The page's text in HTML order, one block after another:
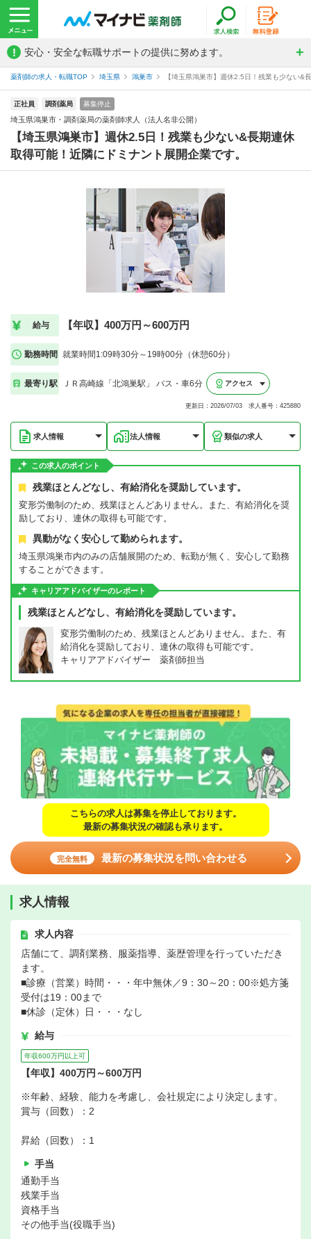
! 安心・安全な転職サポートの提供に努めます。
薬剤師の求人・転職TOP 埼玉県 鴻巣市 【埼玉県鴻巣市】週休2.5日！残業も少ない
正社員 調剤薬局 募集停止
埼玉県鴻巣市・調剤薬局の薬剤師求人（法人名非公開）
【埼玉県鴻巣市】週休2.5日！残業も少ない&長期連休
取得可能！近隣にドミナント展開企業です。
給与 【年収】400万円～600万円
勤務時間 就業時間1:09時30分～19時00分（休憩60分）
最寄り駅 ＪＲ高崎線「北鴻巣駅」 バス・車6分 アクセス
更新日：2026/07/03 求人番号：425880
求人情報 法人情報 類似の求人
この求人のポイント
残業ほとんどなし、有給消化を奨励しています。
変形労働制のため、残業ほとんどありません。また、有給消化を奨
励しており、連休の取得も可能です。
異動がなく安心して勤められます。
埼玉県鴻巣市内のみの店舗展開のため、転勤が無く、安心して勤務
することができます。
キャリアアドバイザーのレポート
残業ほとんどなし、有給消化を奨励しています。
変形労働制のため、残業ほとんどありません。また、有
給消化を奨励しており、連休の取得も可能です。
キャリアアドバイザー 薬剤師担当
こちらの求人は募集を停止しております。
最新の募集状況の確認も承ります。
完全無料 最新の募集状況を問い合わせる
求人情報
求人内容
店舗にて、調剤業務、服薬指導、薬歴管理を行っていただき
ます。
■診療（営業）時間・・・年中無休／9：30～20：00※処方箋
受付は19：00まで
■休診（定休）日・・・なし
給与
年収600万円以上可
【年収】400万円～600万円
※年齢、経験、能力を考慮し、会社規定により決定します。
賞与（回数）：2
昇給（回数）：1
手当
通勤手当
残業手当
資格手当
その他手当(役職手当)